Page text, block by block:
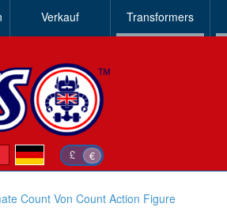
Verkauf Transformers
£ €
de
Count Von Count Action Figure